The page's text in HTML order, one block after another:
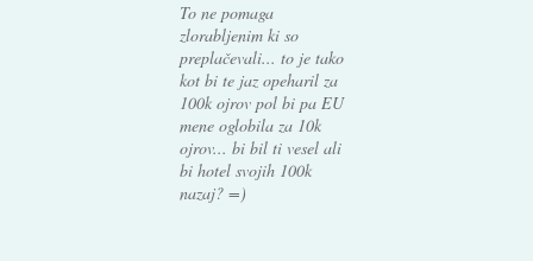
To ne pomaga
zlorabljenim ki so
preplačevali... to je tako
kot bi te jaz opeharil za
100k ojrov pol bi pa EU
mene oglobila za 10k
ojrov... bi bil ti vesel ali
bi hotel svojih 100k
nazaj? =)